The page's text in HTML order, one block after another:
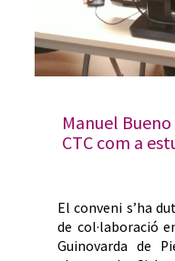
Manuel
CTC com a
El conveni s’ha
de col·laboració
Guinovarda de